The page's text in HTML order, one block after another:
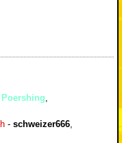
Poershing,
- schweizer666,